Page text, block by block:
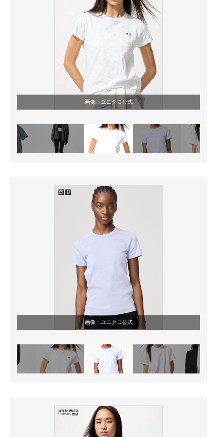
画像：ユニクロ公式
画像：ユニクロ公式